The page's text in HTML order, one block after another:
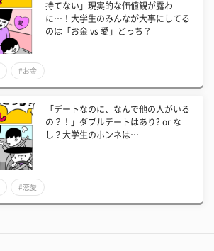
持てない」現実的な価値観が露わ
に…！大学生のみんなが大事にしてる
のは「お金 vs 愛」どっち？
#お金
「デートなのに、なんで他の人がいる
の？！」ダブルデートはあり? or な
し？大学生のホンネは…
#恋愛